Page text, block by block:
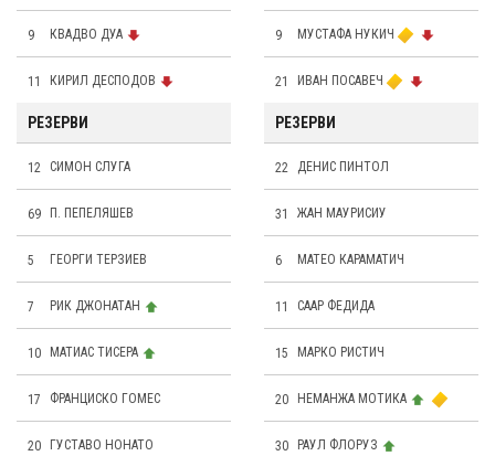
9 КВАДВО ДУА
11 КИРИЛ ДЕСПОДОВ
РЕЗЕРВИ
12 СИМОН СЛУГА
69 П. ПЕПЕЛЯШЕВ
5 ГЕОРГИ ТЕРЗИЕВ
7 РИК ДЖОНАТАН
10 МАТИАС ТИСЕРА
17 ФРАНЦИСКО ГОМЕС
20 ГУСТАВО НОНАТО
9 МУСТАФА НУКИЧ
21 ИВАН ПОСАВЕЧ
РЕЗЕРВИ
22 ДЕНИС ПИНТОЛ
31 ЖАН МАУРИСИУ
6 МАТЕО КАРАМАТИЧ
11 СААР ФЕДИДА
15 МАРКО РИСТИЧ
20 НЕМАНЖА МОТИКА
30 РАУЛ ФЛОРУЗ